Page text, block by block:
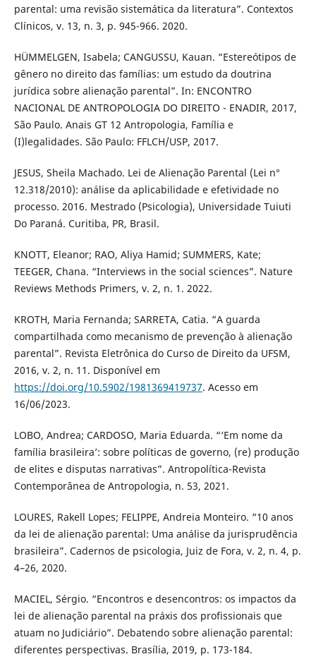
parental: uma revisão sistemática da literatura”. Contextos
Clínicos, v. 13, n. 3, p. 945-966. 2020.
HÜMMELGEN, Isabela; CANGUSSU, Kauan. “Estereótipos de
gênero no direito das famílias: um estudo da doutrina
jurídica sobre alienação parental”. In: ENCONTRO
NACIONAL DE ANTROPOLOGIA DO DIREITO - ENADIR, 2017,
São Paulo. Anais GT 12 Antropologia, Família e
(I)legalidades. São Paulo: FFLCH/USP, 2017.
JESUS, Sheila Machado. Lei de Alienação Parental (Lei n°
12.318/2010): análise da aplicabilidade e efetividade no
processo. 2016. Mestrado (Psicologia), Universidade Tuiuti
Do Paraná. Curitiba, PR, Brasil.
KNOTT, Eleanor; RAO, Aliya Hamid; SUMMERS, Kate;
TEEGER, Chana. “Interviews in the social sciences”. Nature
Reviews Methods Primers, v. 2, n. 1. 2022.
KROTH, Maria Fernanda; SARRETA, Catia. “A guarda
compartilhada como mecanismo de prevenção à alienação
parental”. Revista Eletrônica do Curso de Direito da UFSM,
2016, v. 2, n. 11. Disponível em
https://doi.org/10.5902/1981369419737. Acesso em
16/06/2023.
LOBO, Andrea; CARDOSO, Maria Eduarda. “‘Em nome da
família brasileira’: sobre políticas de governo, (re) produção
de elites e disputas narrativas”. Antropolítica-Revista
Contemporânea de Antropologia, n. 53, 2021.
LOURES, Rakell Lopes; FELIPPE, Andreia Monteiro. “10 anos
da lei de alienação parental: Uma análise da jurisprudência
brasileira”. Cadernos de psicologia, Juiz de Fora, v. 2, n. 4, p.
4–26, 2020.
MACIEL, Sérgio. “Encontros e desencontros: os impactos da
lei de alienação parental na práxis dos profissionais que
atuam no Judiciário”. Debatendo sobre alienação parental:
diferentes perspectivas. Brasília, 2019, p. 173-184.